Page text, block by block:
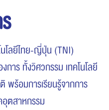
โลยีไทย-ญี่ปุ่น (TNI)
าร ทั้งวิศวกรรม เทคโนโลยี
พร้อมการเรียนรู้จากการ
ตสาหกรรม